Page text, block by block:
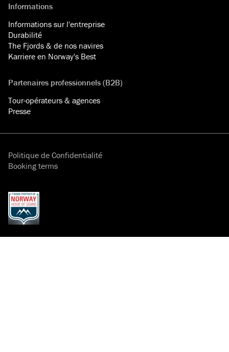
Informations
Informations sur l'entreprise
Durabilité
The Fjords & de nos navires
Karriere en Norway's Best
Partenaires professionnels (B2B)
Tour-opérateurs & agences
Presse
Politique de Confidentialité
Booking terms